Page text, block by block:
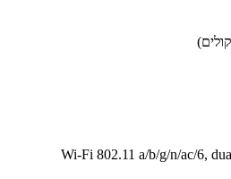
Wi-Fi 802.11 a/b/g/n/ac/